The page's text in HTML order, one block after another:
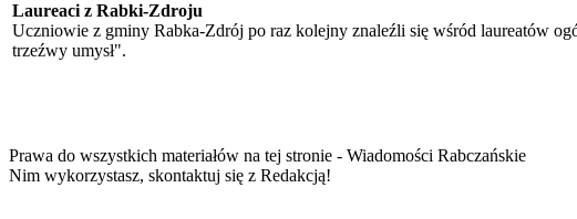
Laureaci z Rabki-Zdroju
Uczniowie z gminy Rabka-Zdrój po raz kolejny znaleźli się wśród laureatów
trzeźwy umysł".
Prawa do wszystkich materiałów na tej stronie - Wiadomości Rabczańskie
Nim wykorzystasz, skontaktuj się z Redakcją!